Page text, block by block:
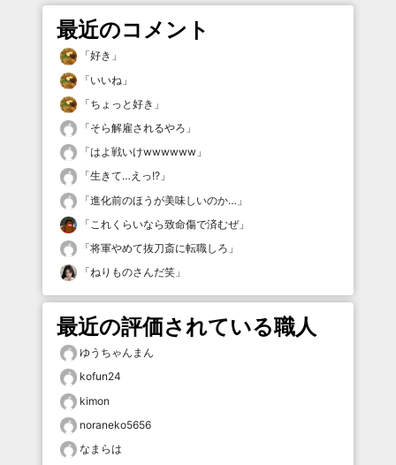
最近のコメント
「好き 」
「いいね 」
「ちょっと好き 」
「そら解雇されるやろ 」
「はよ戦いけwwwwww 」
「生きて…えっ!? 」
「進化前のほうが美味しいのか… 」
「 これくらいなら致命傷で済むぜ」
「将軍やめて抜刀斎に転職しろ 」
「ねりものさんだ笑 」
最近の評価されている職人
ゆうちゃんまん
kofun24
kimon
noraneko5656
なまらは